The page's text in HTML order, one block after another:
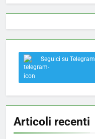
Seguici su Telegram
Articoli recenti